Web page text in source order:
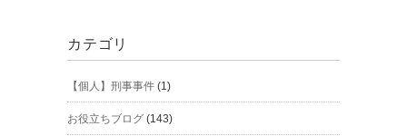
カテゴリ
【個人】刑事事件 (1)
お役立ちブログ (143)